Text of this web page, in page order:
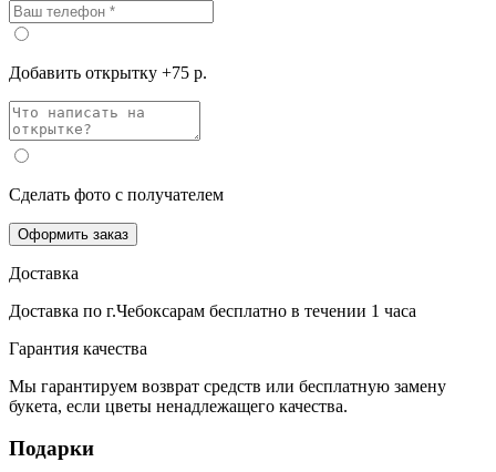
Добавить открытку +75 р.
Сделать фото с получателем
Оформить заказ
Доставка
Доставка по г.Чебоксарам бесплатно в течении 1 часа
Гарантия качества
Мы гарантируем возврат средств или бесплатную замену
букета, если цветы ненадлежащего качества.
Подарки